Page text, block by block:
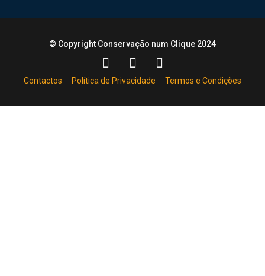
© Copyright Conservação num Clique 2024
Contactos Política de Privacidade Termos e Condições